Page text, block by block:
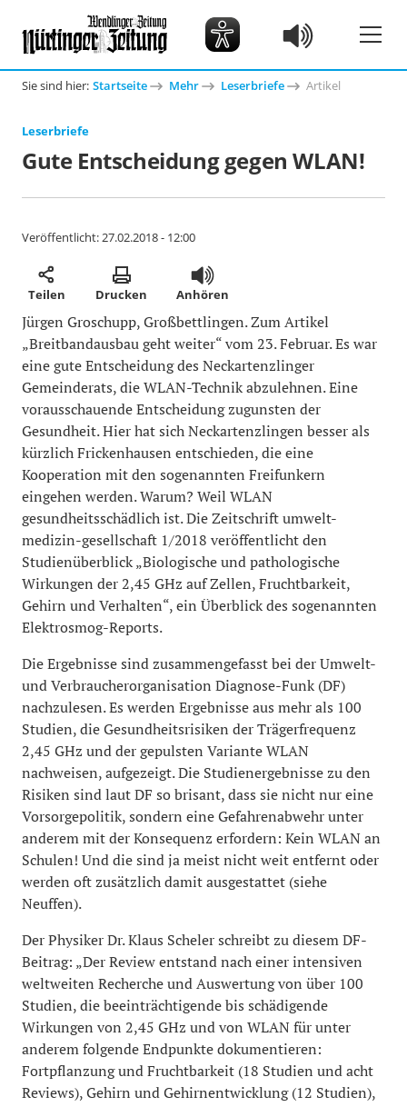
Sie sind hier: Startseite Mehr Leserbriefe Artikel
Leserbriefe
Gute Entscheidung gegen WLAN!
Veröffentlicht:27.02.2018 - 12:00
Teilen Drucken Anhören
Jürgen Groschupp, Großbettlingen. Zum Artikel
„Breitbandausbau geht weiter“ vom 23. Februar. Es war
eine gute Entscheidung des Neckartenzlinger
Gemeinderats, die WLAN-Technik abzulehnen. Eine
vorausschauende Entscheidung zugunsten der
Gesundheit. Hier hat sich Neckartenzlingen besser als
kürzlich Frickenhausen entschieden, die eine
Kooperation mit den sogenannten Freifunkern
eingehen werden. Warum? Weil WLAN
gesundheitsschädlich ist. Die Zeitschrift umwelt-
medizin-gesellschaft 1/2018 veröffentlicht den
Studienüberblick „Biologische und pathologische
Wirkungen der 2,45 GHz auf Zellen, Fruchtbarkeit,
Gehirn und Verhalten“, ein Überblick des sogenannten
Elektrosmog-Reports.
Die Ergebnisse sind zusammengefasst bei der Umwelt-
und Verbraucherorganisation Diagnose-Funk (DF)
nachzulesen. Es werden Ergebnisse aus mehr als 100
Studien, die Gesundheitsrisiken der Trägerfrequenz
2,45 GHz und der gepulsten Variante WLAN
nachweisen, aufgezeigt. Die Studienergebnisse zu den
Risiken sind laut DF so brisant, dass sie nicht nur eine
Vorsorgepolitik, sondern eine Gefahrenabwehr unter
anderem mit der Konsequenz erfordern: Kein WLAN an
Schulen! Und die sind ja meist nicht weit entfernt oder
werden oft zusätzlich damit ausgestattet (siehe
Neuffen).
Der Physiker Dr. Klaus Scheler schreibt zu diesem DF-
Beitrag: „Der Review entstand nach einer intensiven
weltweiten Recherche und Auswertung von über 100
Studien, die beeinträchtigende bis schädigende
Wirkungen von 2,45 GHz und von WLAN für unter
anderem folgende Endpunkte dokumentieren:
Fortpflanzung und Fruchtbarkeit (18 Studien und acht
Reviews), Gehirn und Gehirnentwicklung (12 Studien),